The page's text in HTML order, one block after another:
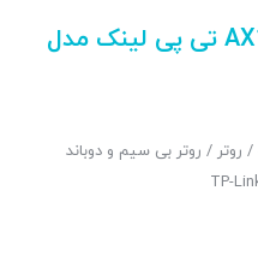
روتر بی سیم و دوباند AX1800 تی پی لینک مدل
/ روتر / روتر بی سیم و دوباند